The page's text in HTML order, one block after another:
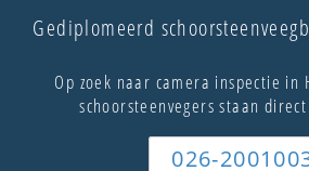
Gediplomeerd
Op zoek naar camera inspectie in
schoorsteenvegers staan
026-